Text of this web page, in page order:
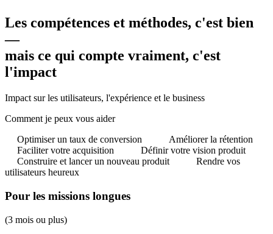
Les compétences et méthodes, c'est bien
—
mais ce qui compte vraiment, c'est
l'impact
Impact sur les utilisateurs, l'expérience et le business
Comment je peux vous aider
Optimiser un taux de conversion
Améliorer la rétention
Faciliter votre acquisition
Définir votre vision produit
Construire et lancer un nouveau produit
Rendre vos
utilisateurs heureux
Pour les missions longues
(3 mois ou plus)